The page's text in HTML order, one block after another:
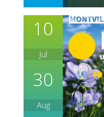
10
Jul
30
Aug